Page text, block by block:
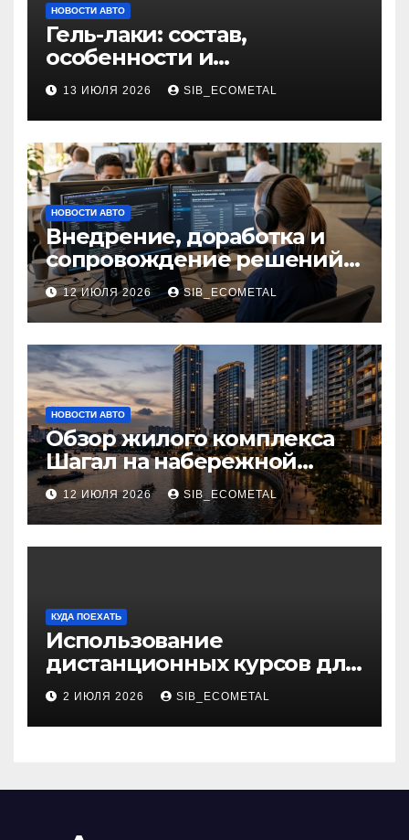
НОВОСТИ АВТО
Гель-лаки: состав,
особенности и
применение в маникюре
13 ИЮЛЯ 2026 SIB_ECOMETAL
НОВОСТИ АВТО
Внедрение, доработка и
сопровождение решений
на платформе 1С
12 ИЮЛЯ 2026 SIB_ECOMETAL
НОВОСТИ АВТО
Обзор жилого комплекса
Шагал на набережной
Марка Шагала
12 ИЮЛЯ 2026 SIB_ECOMETAL
КУДА ПОЕХАТЬ
Использование
дистанционных курсов для
изучения актуальных
специальностей
2 ИЮЛЯ 2026 SIB_ECOMETAL